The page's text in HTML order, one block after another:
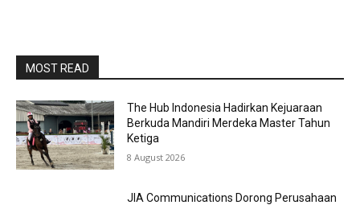
MOST READ
The Hub Indonesia Hadirkan Kejuaraan
Berkuda Mandiri Merdeka Master Tahun
Ketiga
8 August 2026
JIA Communications Dorong Perusahaan